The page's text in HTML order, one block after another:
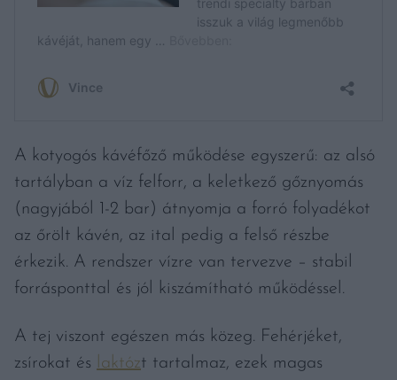
A kotyogós kávéfőző működése egyszerű: az alsó
tartályban a víz felforr, a keletkező gőznyomás
(nagyjából 1-2 bar) átnyomja a forró folyadékot
az őrölt kávén, az ital pedig a felső részbe
érkezik. A rendszer vízre van tervezve – stabil
forrásponttal és jól kiszámítható működéssel.
A tej viszont egészen más közeg. Fehérjéket,
zsírokat és laktózt tartalmaz, ezek magas